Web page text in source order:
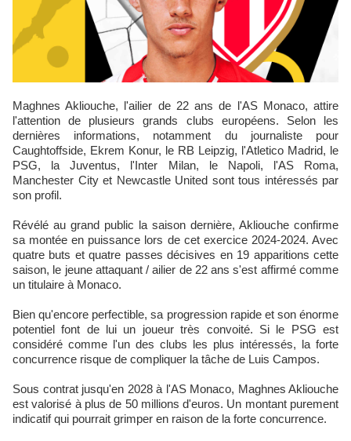
Maghnes Akliouche, l'ailier de 22 ans de l'AS Monaco, attire
l'attention de plusieurs grands clubs européens. Selon les
dernières informations, notamment du journaliste pour
Caughtoffside, Ekrem Konur, le RB Leipzig, l'Atletico Madrid, le
PSG, la Juventus, l'Inter Milan, le Napoli, l'AS Roma,
Manchester City et Newcastle United sont tous intéressés par
son profil.
Révélé au grand public la saison dernière, Akliouche confirme
sa montée en puissance lors de cet exercice 2024-2024. Avec
quatre buts et quatre passes décisives en 19 apparitions cette
saison, le jeune attaquant / ailier de 22 ans s'est affirmé comme
un titulaire à Monaco.
Bien qu'encore perfectible, sa progression rapide et son énorme
potentiel font de lui un joueur très convoité. Si le PSG est
considéré comme l'un des clubs les plus intéressés, la forte
concurrence risque de compliquer la tâche de Luis Campos.
Sous contrat jusqu'en 2028 à l'AS Monaco, Maghnes Akliouche
est valorisé à plus de 50 millions d'euros. Un montant purement
indicatif qui pourrait grimper en raison de la forte concurrence.